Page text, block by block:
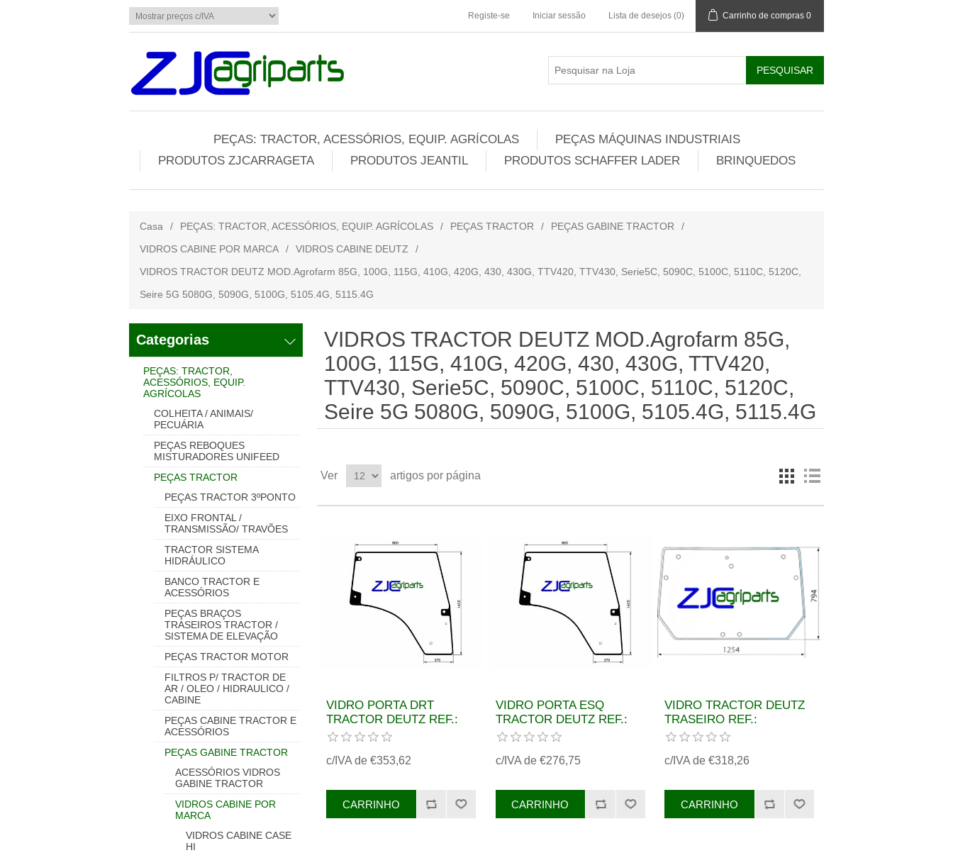
Registe-se Iniciar sessão Lista de desejos (0) Carrinho de compras 0
PEÇAS: TRACTOR, ACESSÓRIOS, EQUIP. AGRÍCOLAS
PEÇAS MÁQUINAS INDUSTRIAIS
PRODUTOS ZJCARRAGETA
PRODUTOS JEANTIL PRODUTOS SCHAFFER LADER BRINQUEDOS
Casa / PEÇAS: TRACTOR, ACESSÓRIOS, EQUIP. AGRÍCOLAS / PEÇAS TRACTOR / PEÇAS GABINE TRACTOR
/
VIDROS CABINE POR MARCA
/ VIDROS CABINE DEUTZ
/
VIDROS TRACTOR DEUTZ MOD.Agrofarm 85G, 100G, 115G, 410G, 420G, 430, 430G, TTV420, TTV430, Serie5C, 5090C, 5100C, 5110C, 5120C,
Seire 5G 5080G, 5090G, 5100G, 5105.4G, 5115.4G
Categorias
PEÇAS: TRACTOR,
ACESSÓRIOS, EQUIP.
AGRÍCOLAS
COLHEITA / ANIMAIS/
PECUÁRIA
PEÇAS REBOQUES
MISTURADORES UNIFEED
PEÇAS TRACTOR
PEÇAS TRACTOR 3ºPONTO
EIXO FRONTAL /
TRANSMISSÃO/ TRAVÕES
TRACTOR SISTEMA
HIDRÁULICO
BANCO TRACTOR E
ACESSÓRIOS
PEÇAS BRAÇOS
TRASEIROS TRACTOR /
SISTEMA DE ELEVAÇÃO
PEÇAS TRACTOR MOTOR
FILTROS P/ TRACTOR DE
AR / OLEO / HIDRAULICO /
CABINE
PEÇAS CABINE TRACTOR E
ACESSÓRIOS
PEÇAS GABINE TRACTOR
ACESSÓRIOS VIDROS
GABINE TRACTOR
VIDROS CABINE POR
MARCA
VIDROS CABINE CASE
HI
VIDROS TRACTOR DEUTZ MOD.Agrofarm 85G,
100G, 115G, 410G, 420G, 430, 430G, TTV420,
TTV430, Serie5C, 5090C, 5100C, 5110C, 5120C,
Seire 5G 5080G, 5090G, 5100G, 5105.4G, 5115.4G
Ver artigos por página
VIDRO PORTA DRT
TRACTOR DEUTZ REF.:
0.016.8682.0
c/IVA de €353,62
VIDRO PORTA ESQ
TRACTOR DEUTZ REF.:
0.016.8743.0
c/IVA de €276,75
VIDRO TRACTOR DEUTZ
TRASEIRO REF.:
0.016.8502.0/10
c/IVA de €318,26